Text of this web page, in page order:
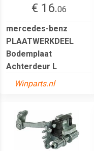
€ 16.06
mercedes-benz
PLAATWERKDEEL
Bodemplaat
Achterdeur L
Winparts.nl